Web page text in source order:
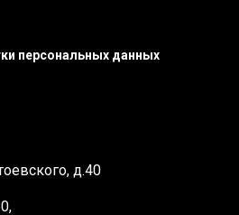
персональных данных
д.40
,